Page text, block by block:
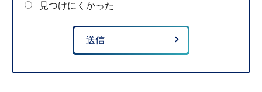
見つけにくかった